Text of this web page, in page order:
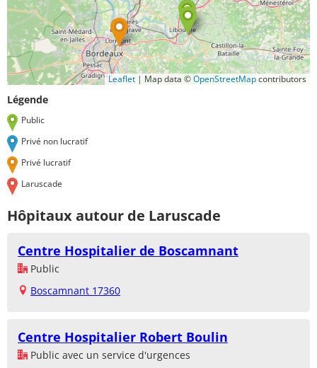
Leaflet | Map data ©OpenStreetMapcontributors
Légende
Public
Privé non lucratif
Privé lucratif
Laruscade
Hôpitaux autour de Laruscade
Centre Hospitalier de Boscamnant
Public
Boscamnant 17360
Centre Hospitalier Robert Boulin
Public avec un service d'urgences